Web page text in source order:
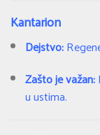
Kantarion
Dejstvo:
Zašto je važan:
u ustima.